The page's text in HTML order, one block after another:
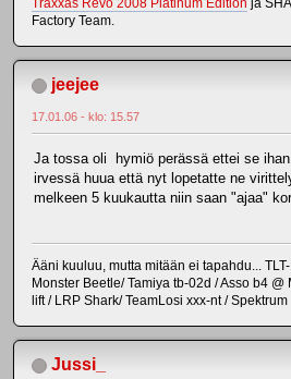
Traxxas Revo 2008 Platinum Edition ja
Factory Team.
jeejee
17.01.06 - klo: 15.57
Ja tossa oli hymiö perässä ettei se
irvessä huua että nyt lopetatte ne
melkeen 5 kuukautta niin saan "ajaa"
Ääni kuuluu, mutta mitään ei tapahdu...
Monster Beetle/ Tamiya tb-02d / Asso b4
lift / LRP Shark/ TeamLosi xxx-nt / Spektrum
Jussi_